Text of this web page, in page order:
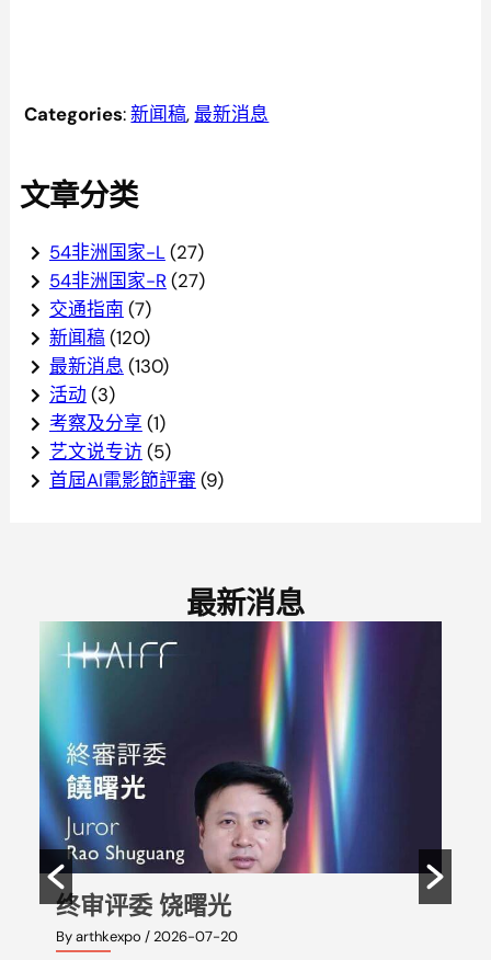
Categories:新闻稿, 最新消息
文章分类
54非洲国家-L(27)
54非洲国家-R (27)
交通指南 (7)
新闻稿 (120)
最新消息 (130)
活动 (3)
考察及分享 (1)
艺文说专访 (5)
首屆AI電影節評審 (9)
最新消息
终审评委 饶曙光
By arthkexpo/ 2026-07-20
终